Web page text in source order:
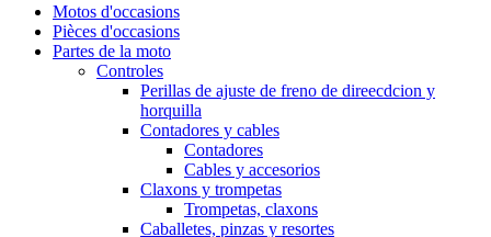
Motos d'occasions
Pièces d'occasions
Partes de la moto
Controles
Perillas de ajuste de freno de direecdcion y
horquilla
Contadores y cables
Contadores
Cables y accesorios
Claxons y trompetas
Trompetas, claxons
Caballetes, pinzas y resortes